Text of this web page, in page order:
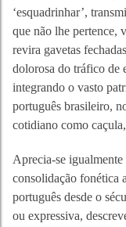
‘esquadrinhar’,
que não lhe pertence,
revira gavetas
dolorosa do tráfico de
integrando o vasto
português brasileiro,
cotidiano como
Aprecia-se
consolidação fonética
português desde o
ou expressiva,